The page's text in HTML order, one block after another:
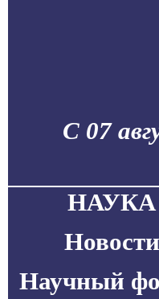
С 07
НАУКА
Новости
Научный